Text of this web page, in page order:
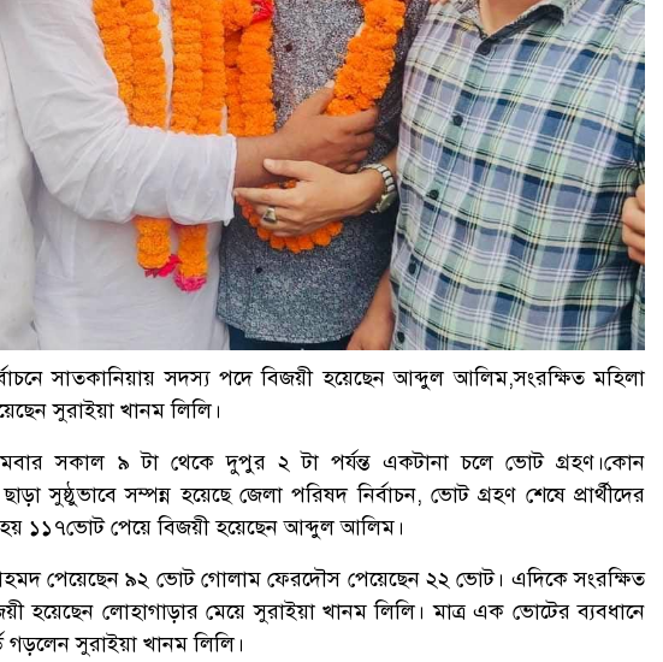
সাতকানিয়ায় সদস্য পদে বিজয়ী হয়েছেন আব্দুল আলিম,সংরক্ষিত মহিলা
সুরাইয়া খানম লিলি।
সকাল ৯ টা থেকে দুপুর ২ টা পর্যন্ত একটানা চলে ভোট গ্রহণ।কোন
সুষ্ঠুভাবে সম্পন্ন হয়েছে জেলা পরিষদ নির্বাচন, ভোট গ্রহণ শেষে প্রার্থীদের
১১৭ভোট পেয়ে বিজয়ী হয়েছেন আব্দুল আলিম।
পেয়েছেন ৯২ ভোট গোলাম ফেরদৌস পেয়েছেন ২২ ভোট। এদিকে সংরক্ষিত
হয়েছেন লোহাগাড়ার মেয়ে সুরাইয়া খানম লিলি। মাত্র এক ভোটের ব্যবধানে
গড়লেন সুরাইয়া খানম লিলি।